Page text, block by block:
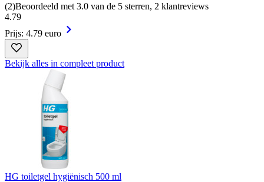
(2)Beoordeeld met 3.0 van de 5 sterren, 2 klantreviews
4.79
Prijs: 4.79 euro
Bekijk alles in compleet product
HG toiletgel hygiënisch 500 ml